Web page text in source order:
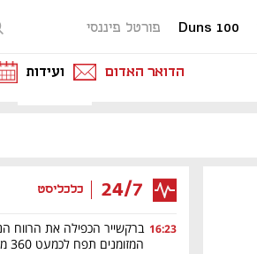
Duns 100 פורטל פיננסי
ועידות הדואר האדום
24/7 כלכליסט
16:23 ברקשייר הכפילה את הרווח
המזומנים תפח לכמעט 360 מיליארד דולר